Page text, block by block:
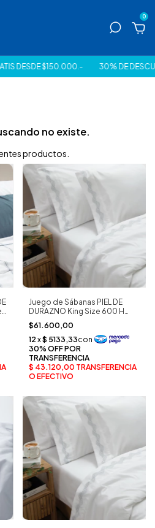
0
DESDE $150.000.- 30% DE
no existe.
productos.
Juego de Sábanas PIEL DE
DURAZNO King Size 600 H
Embozo blanco - Jean Cartier
$61.600,00